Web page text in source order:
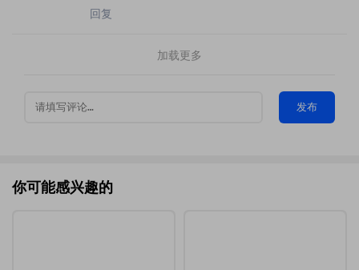
回复
加载更多
发布
你可能感兴趣的